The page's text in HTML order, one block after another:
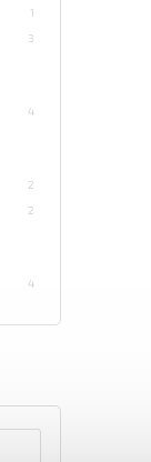
1
3
4
2
2
4